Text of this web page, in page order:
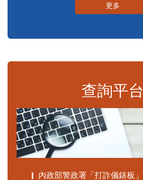
更多
查詢平台
內政部警政署「打詐儀錶板」